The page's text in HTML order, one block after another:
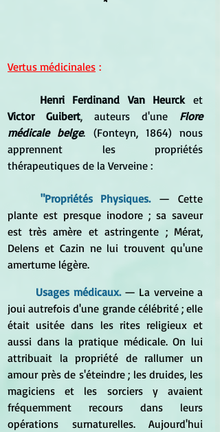
Vertus médicinales :
	Henri Ferdinand Van Heurck
Victor Guibert, auteurs d'une Flore
médicale belge. (Fonteyn, 1864) nous
apprennent les propriétés
thérapeutiques de la Verveine :
	"Propriétés Physiques.
—
Cette
plante est presque inodore ; sa saveur
est très amère et astringente ; Mérat,
Delens et Cazin ne lui trouvent qu'une
amertume légère.
	Usages médicaux.
— La verveine a
joui autrefois d'une grande célébrité ; elle
était usitée dans les rites religieux et
aussi dans la pratique médicale. On lui
attribuait la propriété de rallumer un
amour près de s'éteindre ; les druides, les
magiciens et les sorciers y avaient
fréquemment recours dans leurs
opérations surnaturelles. Aujourd'hui